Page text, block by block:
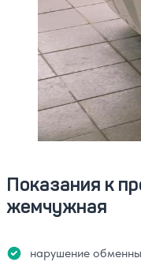
Показания к
жемчужная
нарушение